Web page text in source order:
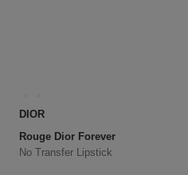
DIOR
Rouge Dior Forever
No Transfer Lipstick